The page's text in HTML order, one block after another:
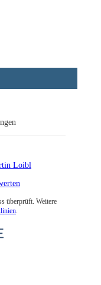
Loibl
überprüft. Weitere
.